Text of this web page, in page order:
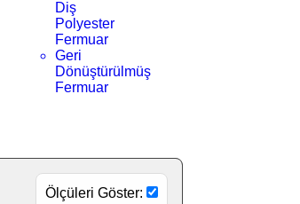
Diş
Polyester
Fermuar
Geri
Dönüştürülmüş
Fermuar
Ölçüleri Göster: